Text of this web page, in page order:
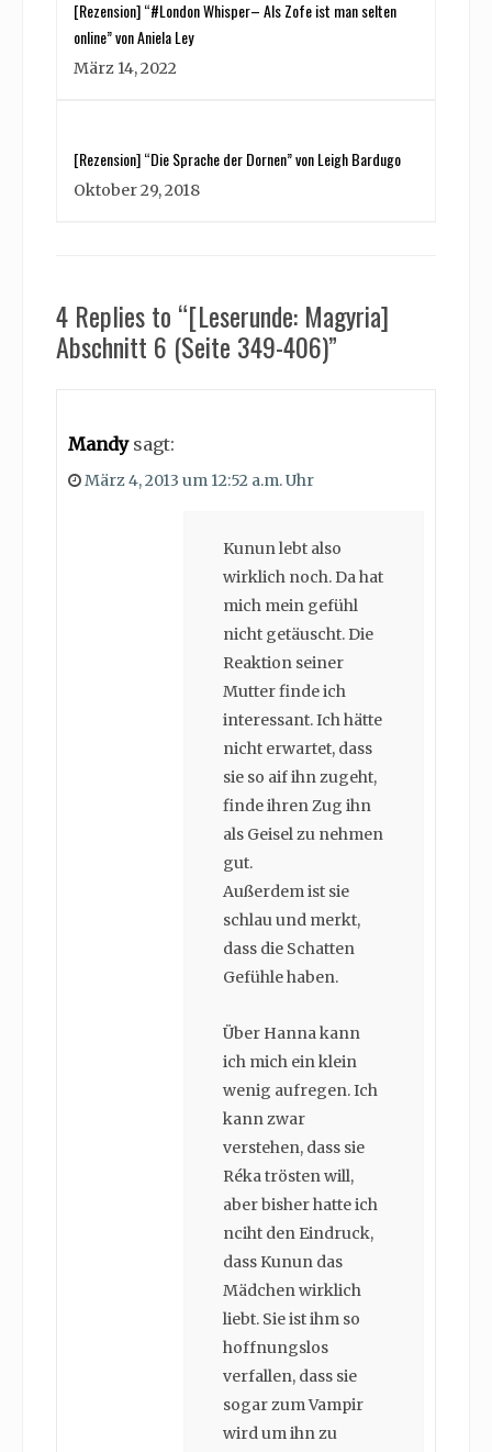
[Rezension] “#London Whisper– Als Zofe ist man selten
online” von Aniela Ley
März 14, 2022
[Rezension] “Die Sprache der Dornen” von Leigh Bardugo
Oktober 29, 2018
4 Replies to “[Leserunde: Magyria]
Abschnitt 6 (Seite 349-406)”
Mandy sagt:
März 4, 2013 um 12:52 a.m. Uhr
Kunun lebt also
wirklich noch. Da hat
mich mein gefühl
nicht getäuscht. Die
Reaktion seiner
Mutter finde ich
interessant. Ich hätte
nicht erwartet, dass
sie so aif ihn zugeht,
finde ihren Zug ihn
als Geisel zu nehmen
gut.
Außerdem ist sie
schlau und merkt,
dass die Schatten
Gefühle haben.
Über Hanna kann
ich mich ein klein
wenig aufregen. Ich
kann zwar
verstehen, dass sie
Réka trösten will,
aber bisher hatte ich
nciht den Eindruck,
dass Kunun das
Mädchen wirklich
liebt. Sie ist ihm so
hoffnungslos
verfallen, dass sie
sogar zum Vampir
wird um ihn zu